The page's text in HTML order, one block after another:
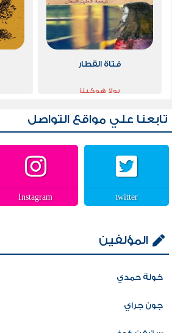
فتاة القطار
بولا هوكينز
تابعنا علي مواقع التواصل
twitter
Instagram
المؤلفين
خولة حمدي
جون جراي